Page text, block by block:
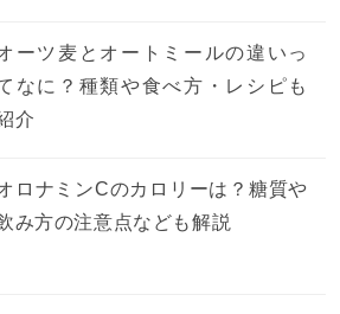
ーツ麦とオートミールの違いっ
なに？種類や食べ方・レシピも
介
ロナミンCのカロリーは？糖質や
み方の注意点なども解説